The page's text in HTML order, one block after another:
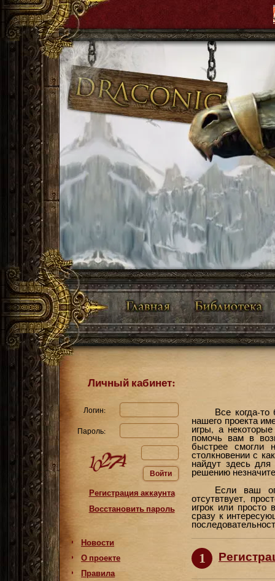
Личный кабинет:
Логин:
Пароль:
Войти
Регистрация аккаунта
Восстановить пароль
Новости
О проекте
Правила
Все когда-
нашего проекта
игры, а
помочь вам в
быстрее смогли
столкновении с
найдут здесь
решению
Если ваш
отсутвтвует,
игрок или просто
сразу к
1